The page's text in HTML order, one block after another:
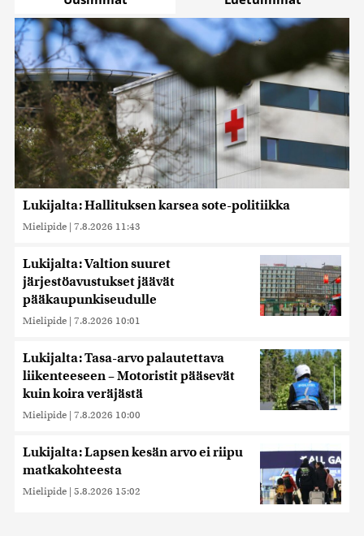
Lukijalta: Hallituksen karsea sote-politiikka
Mielipide | 7.8.2026 11:43
Lukijalta: Valtion suuret
järjestöavustukset jäävät
pääkaupunkiseudulle
Mielipide | 7.8.2026 10:01
Lukijalta: Tasa-arvo palautettava
liikenteeseen – Motoristit pääsevät
kuin koira veräjästä
Mielipide | 7.8.2026 10:00
Lukijalta: Lapsen kesän arvo ei riipu
matkakohteesta
Mielipide | 5.8.2026 15:02